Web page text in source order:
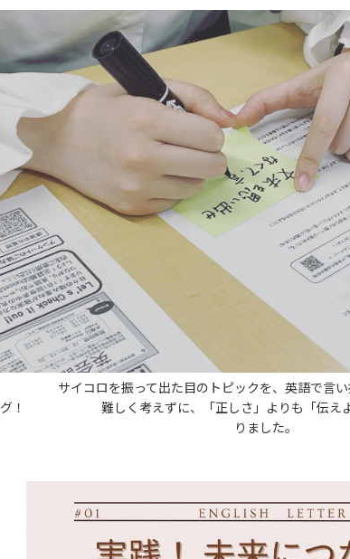
サイコロを振って出た目のトピックを、英語で言い
グ！ 難しく考えずに、「正しさ」よりも「伝えよう
りました。